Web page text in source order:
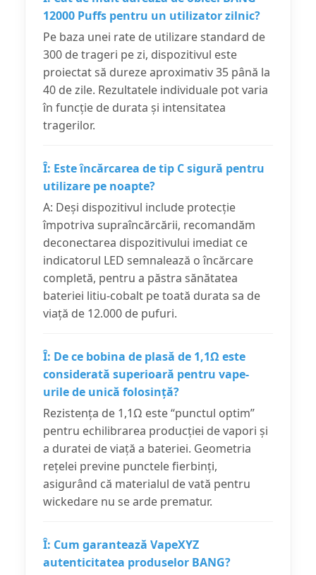
12000 Puffs pentru un utilizator zilnic?
Pe baza unei rate de utilizare standard de
300 de trageri pe zi, dispozitivul este
proiectat să dureze aproximativ 35 până la
40 de zile. Rezultatele individuale pot varia
în funcție de durata și intensitatea
tragerilor.
Î: Este încărcarea de tip C sigură pentru
utilizare pe noapte?
A: Deși dispozitivul include protecție
împotriva supraîncărcării, recomandăm
deconectarea dispozitivului imediat ce
indicatorul LED semnalează o încărcare
completă, pentru a păstra sănătatea
bateriei litiu-cobalt pe toată durata sa de
viață de 12.000 de pufuri.
Î: De ce bobina de plasă de 1,1Ω este
considerată superioară pentru vape-
urile de unică folosință?
Rezistența de 1,1Ω este “punctul optim”
pentru echilibrarea producției de vapori și
a duratei de viață a bateriei. Geometria
rețelei previne punctele fierbinți,
asigurând că materialul de vată pentru
wickedare nu se arde prematur.
Î: Cum garantează VapeXYZ
autenticitatea produselor BANG?